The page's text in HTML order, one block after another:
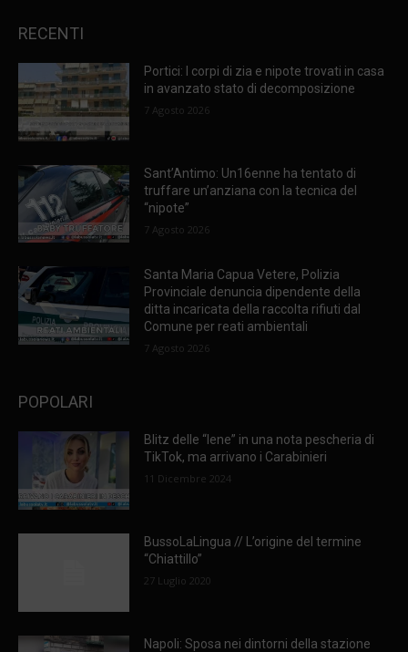
RECENTI
Portici: I corpi di zia e nipote trovati in casa
in avanzato stato di decomposizione
7 Agosto 2026
Sant’Antimo: Un16enne ha tentato di
truffare un’anziana con la tecnica del
“nipote”
7 Agosto 2026
Santa Maria Capua Vetere, Polizia
Provinciale denuncia dipendente della
ditta incaricata della raccolta rifiuti dal
Comune per reati ambientali
7 Agosto 2026
POPOLARI
Blitz delle “Iene” in una nota pescheria di
TikTok, ma arrivano i Carabinieri
11 Dicembre 2024
BussoLaLingua // L’origine del termine
“Chiattillo”
27 Luglio 2020
Napoli: Sposa nei dintorni della stazione